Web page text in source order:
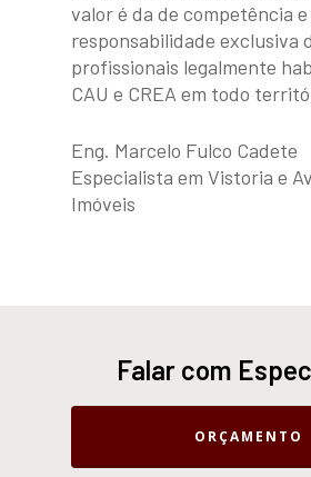
valor é da de competência e
responsabilidade exclusiva
profissionais legalmente
CAU e CREA em todo
Eng. Marcelo Fulco Cadete
Especialista em Vistoria e
Imóveis
Falar com
ORÇAMENTO